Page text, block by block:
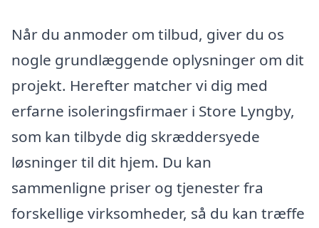
Når du anmoder om tilbud, giver du os
nogle grundlæggende oplysninger om dit
projekt. Herefter matcher vi dig med
erfarne isoleringsfirmaer i Store Lyngby,
som kan tilbyde dig skræddersyede
løsninger til dit hjem. Du kan
sammenligne priser og tjenester fra
forskellige virksomheder, så du kan træffe